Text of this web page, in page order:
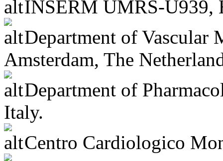
INSERM UMRS-U939,
Department of Vascular
Amsterdam, The
Department of
Italy.
Centro Cardiologico